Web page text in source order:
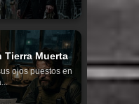
Tierra Muerta
ojos puestos en